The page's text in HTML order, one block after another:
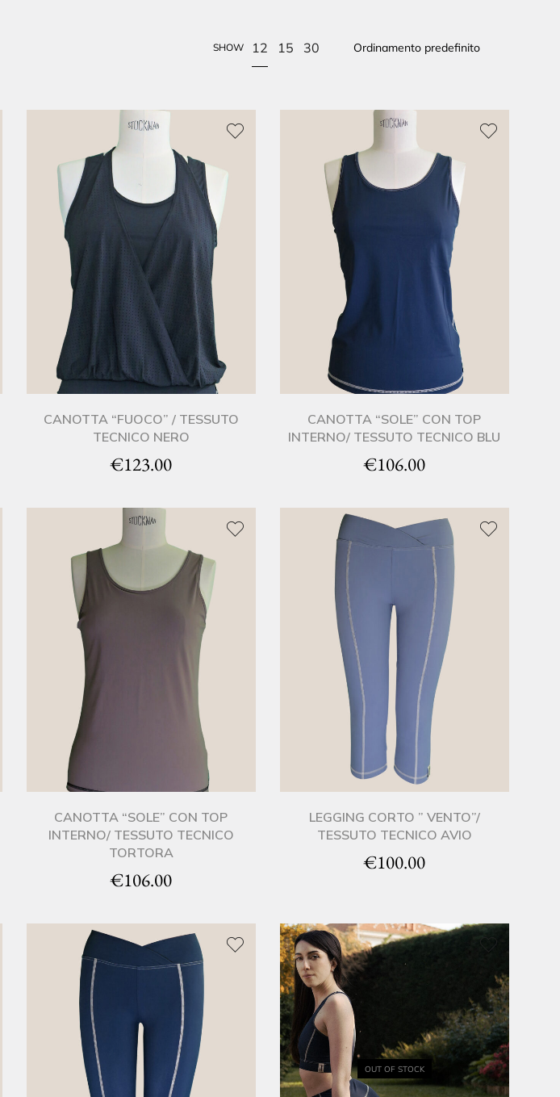
SHOW 12 15 30
CANOTTA “FUOCO” / TESSUTO
TECNICO NERO
€123.00
CANOTTA “SOLE” CON TOP
INTERNO/ TESSUTO TECNICO BLU
€106.00
CANOTTA “SOLE” CON TOP
INTERNO/ TESSUTO TECNICO
TORTORA
€106.00
LEGGING CORTO ” VENTO”/
TESSUTO TECNICO AVIO
€100.00
OUT OF STOCK